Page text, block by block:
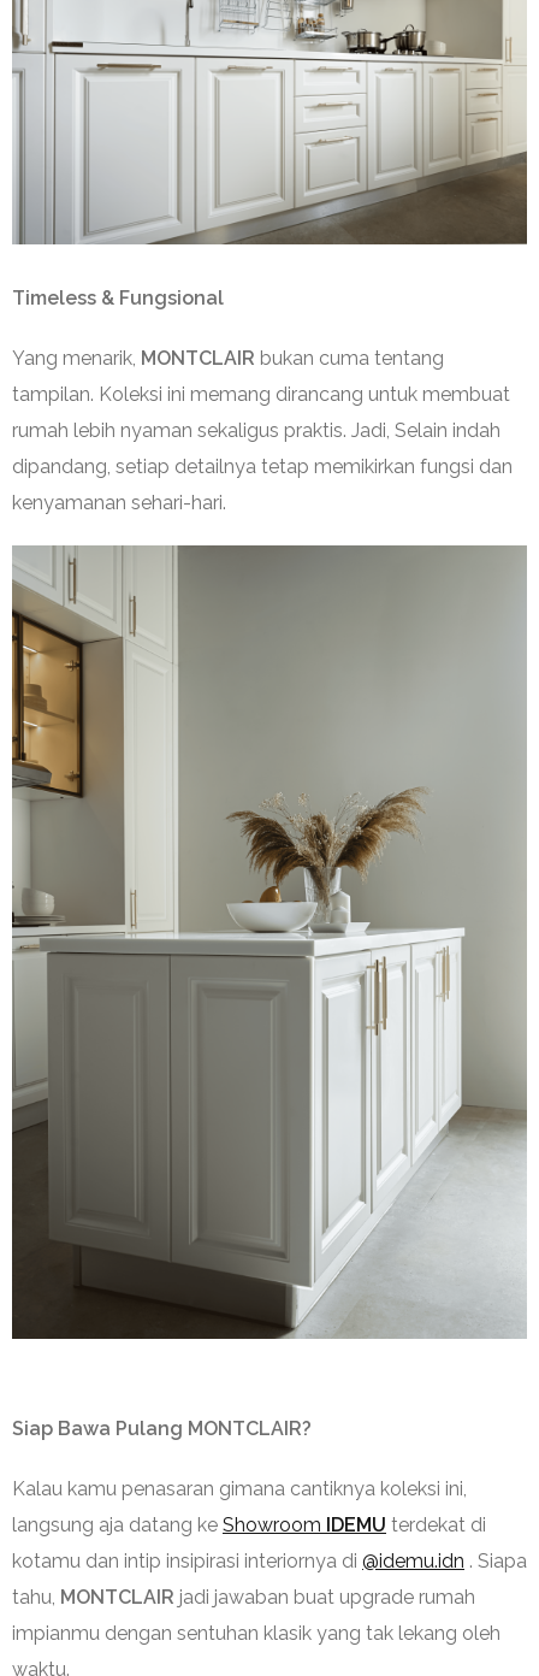
Timeless & Fungsional
Yang menarik, MONTCLAIR bukan cuma tentang
tampilan. Koleksi ini memang dirancang untuk membuat
rumah lebih nyaman sekaligus praktis. Jadi, Selain indah
dipandang, setiap detailnya tetap memikirkan fungsi dan
kenyamanan sehari-hari.
Siap Bawa Pulang MONTCLAIR?
Kalau kamu penasaran gimana cantiknya koleksi ini,
langsung aja datang ke Showroom IDEMU terdekat di
kotamu dan intip insipirasi interiornya di @idemu.idn . Siapa
tahu, MONTCLAIR jadi jawaban buat upgrade rumah
impianmu dengan sentuhan klasik yang tak lekang oleh
waktu.